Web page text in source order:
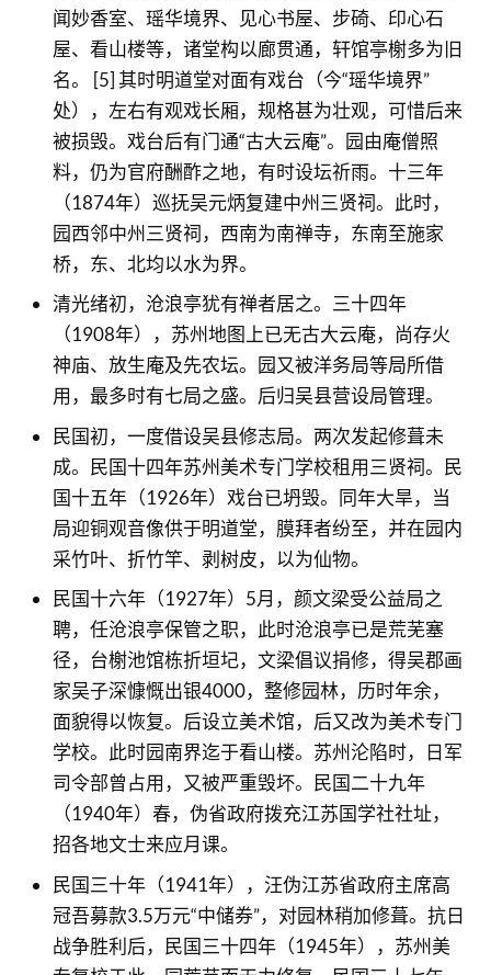
闻妙香室、瑶华境界、见心书屋、步碕、印心石
屋、看山楼等，诸堂构以廊贯通，轩馆亭榭多为旧
名。 [5] 其时明道堂对面有戏台（今“瑶华境界”
处），左右有观戏长厢，规格甚为壮观，可惜后来
被损毁。戏台后有门通“古大云庵”。园由庵僧照
料，仍为官府酬酢之地，有时设坛祈雨。十三年
（1874年）巡抚吴元炳复建中州三贤祠。此时，
园西邻中州三贤祠，西南为南禅寺，东南至施家
桥，东、北均以水为界。
清光绪初，沧浪亭犹有禅者居之。三十四年
（1908年），苏州地图上已无古大云庵，尚存火
神庙、放生庵及先农坛。园又被洋务局等局所借
用，最多时有七局之盛。后归吴县营设局管理。
民国初，一度借设吴县修志局。两次发起修葺未
成。民国十四年苏州美术专门学校租用三贤祠。民
国十五年（1926年）戏台已坍毁。同年大旱，当
局迎铜观音像供于明道堂，膜拜者纷至，并在园内
采竹叶、折竹竿、剥树皮，以为仙物。
民国十六年（1927年）5月，颜文梁受公益局之
聘，任沧浪亭保管之职，此时沧浪亭已是荒芜塞
径，台榭池馆栋折垣圮，文梁倡议捐修，得吴郡画
家吴子深慷慨出银4000，整修园林，历时年余，
面貌得以恢复。后设立美术馆，后又改为美术专门
学校。此时园南界迄于看山楼。苏州沦陷时，日军
司令部曾占用，又被严重毁坏。民国二十九年
（1940年）春，伪省政府拨充江苏国学社社址，
招各地文士来应月课。
民国三十年（1941年），汪伪江苏省政府主席高
冠吾募款3.5万元“中储券”，对园林稍加修葺。抗日
战争胜利后，民国三十四年（1945年），苏州美